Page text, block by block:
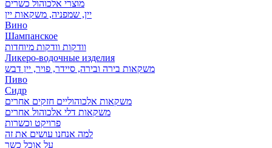
מוצרי אלכוהול כשרים
יין, שמפניה, משקאות יין
Вино
Шампанское
וודקות וודקות מיוחדות
Ликеро-водочные изделия
משקאות בירה ובירה, סיידר, פויר, יין דבש
Пиво
Сидр
משקאות אלכוהוליים חזקים אחרים
משקאות דלי אלכוהול אחרים
פרויקט וכשרות
למה אנחנו עושים את זה
על אוכל כשר